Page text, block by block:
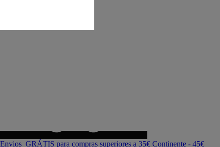
Envios GRÁTIS para compras superiores a 35€ Continente - 45€